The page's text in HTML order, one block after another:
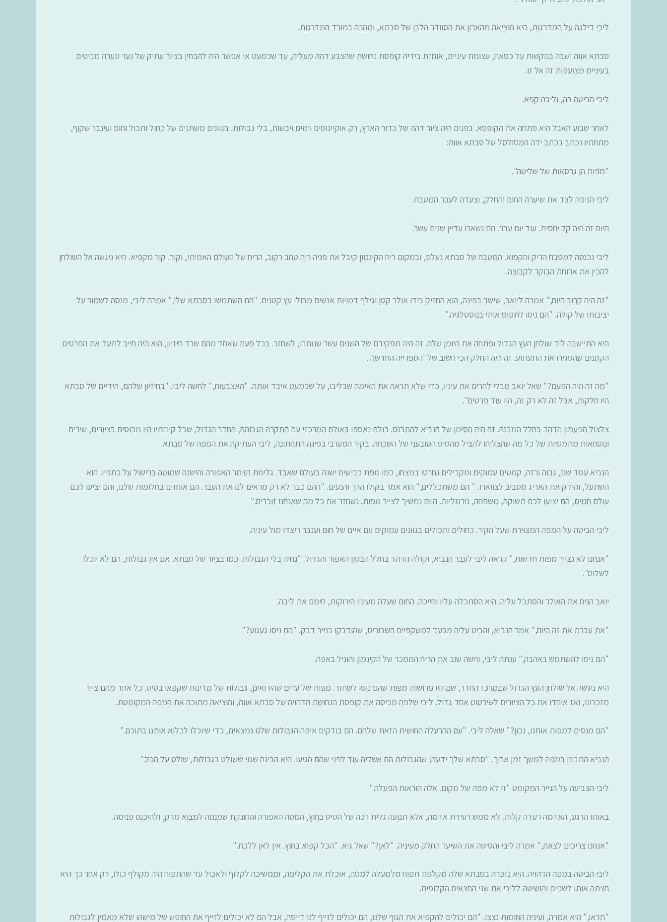
ליבי דילגה על המדרגות, היא הוציאה מהארון את הסוודר הלבן של סבתא, ומהרה במורד המדרגות.
סבתא אווה ישבה בנוקשות על כסאה, עצומת עיניים, אוחזת בידיה קופסת נחושת שהצבע דהה מעליה, עד שכמעט אי אפשר היה להבחין בציור עתיק של נער ונערה מביטים
בעיניים מצועפות זה אל זו.
ליבי הביטה בה, וליבה קפא.
לאחר שבוע האבל היא פתחה את הקופסא. בפנים היה ציור דהה של כדור הארץ, רק אוקיינוסים וימים ויבשות, בלי גבולות. בגוונים משתנים של כחול ותכול וחום ועינבר שקוף,
מתחתיו נכתב בכתב ידה המסולסל של סבתא אווה:
"מפות הן גרסאות של שליטה".
ליבי הניפה לצד את שיערה החום והחלק, וצעדה לעבר המטבח.
היום זה היה קל יחסית. עוד יום עבר. הם נשארו עדיין שנים עשר.
ליבי נכנסה למטבח הריק והקפוא. המטבח של סבתא נעלם, ובמקום ריח הקינמון קיבל את פניה ריח טחב רקוב, הריח של העולם האמיתי, וקור. קור מקפיא. היא ניגשה אל השולחן
להכין את ארוחת הבוקר לקבוצה.
"זה היה קרוב היום," אמרה ליואב, שישב בפינה, הוא החזיק בידו אולר קטן וגילף דמויות אנשים מבולי עץ קטנים. "הם השתמשו בסבתא שלי," אמרה ליבי, מנסה לשמור על
יציבותו של קולה. "הם ניסו לתפוס אותי בנוסטלגיה."
היא התיישבה ליד שולחן העץ הגדול ופתחה את היומן שלה. זה היה תפקידם של השנים עשר שנותרו, לשחזר. בכל פעם שאחד מהם שרד חיזיון, הוא היה חייב לתעד את הפרטים
הקטנים שהסגירו את התעתוע. זה היה החלק הכי חשוב של 'הספרייה החדשה'.
"מה זה היה הפעם?" שאל יואב מבלי להרים את עיניו, כדי שלא תראה את האימה שבליבו, על שכמעט איבד אותה. "האצבעות," לחשה ליבי. "בחיזיון שלהם, הידיים של סבתא
היו חלקות, אבל זה לא רק זה, היו עוד פרטים".
צלצול הפעמון הדהד בחלל המבנה. זה היה הסימן של הנביא להתכנס. כולם נאספו באולם המרכזי עם התקרה הגבוהה, החדר הגדול, שכל קירותיו היו מכוסים בציורים, שירים
ונוסחאות מתמטיות של כל מה שהצליחו להציל מהטיט הטובעני של השכחה. בקיר המערבי בפינה התחתונה, ליבי העתיקה את המפה של סבתא.
הנביא עמד שם, גבוה ורזה, קמטים עמוקים ומקבילים נחרטו במצחו, כמו מפת כבישים ישנה בעולם שאבד. גלימת הצמר האפורה והישנה שמוטה ברישול על כתפיו. הוא
השתעל, והידק את האריג מסביב לצווארו. " הם משתכללים," הוא אמר בקולו הרך והנעים. "ההם כבר לא רק מראים לנו את העבר. הם אוחזים בחלומות שלנו, והם יציעו לכם
עולם חמים, הם יציעו לכם תשוקה, משפחה, נורמליות. היום נמשיך לצייר מפות. נשחזר את כל מה שאנחנו זוכרים."
ליבי הביטה על המפה המצוירת שעל הקיר. כחולים ותכולים בגוונים עמוקים עם איים של חום וענבר ריצדו מול עיניה.
"אנחנו לא נצייר מפות חדשות," קראה ליבי לעבר הנביא, וקולה הדהד בחלל הבטון האפור והגדול. "נחיה בלי הגבולות. כמו בציור של סבתא. אם אין גבולות, הם לא יוכלו
לשלוט".
יואב הניח את האולר והסתכל עליה. היא הסתכלה עליו וחייכה. החום שעלה מעיניו הירוקות, חימם את ליבה.
"את עברת את זה היום," אמר הנביא, והביט עליה מבעד למשקפיים השבורים, שהודבקו בנייר דבק. "הם ניסו געגוע?"
"הם ניסו להשתמש באהבה," ענתה ליבי, וחשה שוב את הריח הממכר של הקינמון והוניל באפה.
היא ניגשה אל שולחן העץ הגדול שבמרכז החדר, שם היו פרושות מפות שהם ניסו לשחזר. מפות של ערים שהיו ואינן, גבולות של מדינות שקפאו בטיט. כל אחד מהם צייר
מזכרונו, ואז איחדו את כל הציורים לשירטוט אחד גדול. ליבי שלפה מכיסה את קופסת הנחושת הדהויה של סבתא אווה, והוציאה מתוכה את המפה המקומטת.
"הם מנסים למפות אותנו, נכון?" שאלה ליבי. "עם ההרעלה החושית הזאת שלהם. הם בודקים איפה הגבולות שלנו נמצאים, כדי שיוכלו לכלוא אותנו בתוכם."
הנביא התבונן במפה למשך זמן ארוך. "סבתא שלך ידעה, שהגבולות הם אשליה עוד לפני שהם הגיעו. היא הבינה שמי ששולט בגבולות, שולט על הכל."
ליבי הצביעה על הנייר המקומט "זו לא מפה של מקום. אלה הוראות הפעלה."
באותו הרגע, האדמה רעדה קלות. לא ממש רעידת אדמה, אלא תנועה גלית רכה של הטיט בחוץ, המסה האפורה והחונקת שמנסה למצוא סדק, ולהיכנס פנימה.
"אנחנו צריכים לצאת," אמרה ליבי והסיטה את השיער החלק מעיניה. "לאן?" שאל גיא. "הכל קפוא בחוץ. אין לאן ללכת."
ליבי הביטה במפה הדהויה. היא נזכרה בסבתא שלה מקלפת תפוח מלמעלה למטה, אוכלת את הקליפה, וממשיכה לקלוף ולאכול עד שהתפוח היה מקולף כולו, רק אחר כך היא
חצתה אותו לשניים והושיטה לליבי את שני החצאים הקלופים.
"תראו," היא אמרה, ועיניה החומות נצצו. "הם יכולים להקפיא את הגוף שלנו, הם יכולים לזייף לנו דייסה, אבל הם לא יכולים לזייף את החופש של מישהו שלא מאמין לגבולות